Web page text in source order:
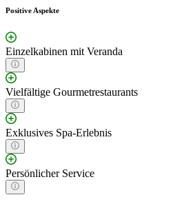
Positive Aspekte
Einzelkabinen mit Veranda
Vielfältige Gourmetrestaurants
Exklusives Spa-Erlebnis
Persönlicher Service